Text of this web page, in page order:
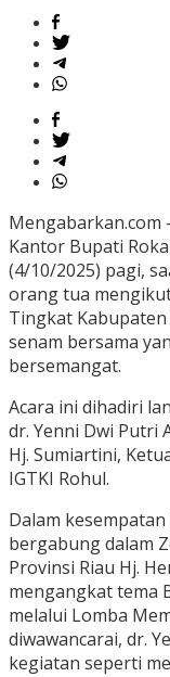
Mengabarkan.com
Kantor Bupati
(4/10/2025) pagi,
orang tua
Tingkat
senam bersama
bersemangat.
Acara ini dihadiri
dr. Yenni Dwi Putri
Hj. Sumiartini,
IGTKI Rohul.
Dalam
bergabung dalam
Provinsi Riau Hj.
mengangkat tema
melalui Lomba
diwawancarai, dr.
kegiatan seperti